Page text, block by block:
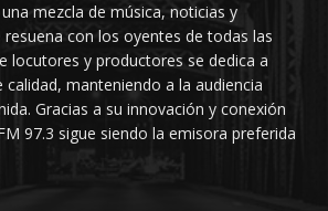
mezcla de música, noticias y
con los oyentes de todas las
locutores y productores se dedica a
manteniendo a la audiencia
Gracias a su innovación y conexión
97.3 sigue siendo la emisora preferida